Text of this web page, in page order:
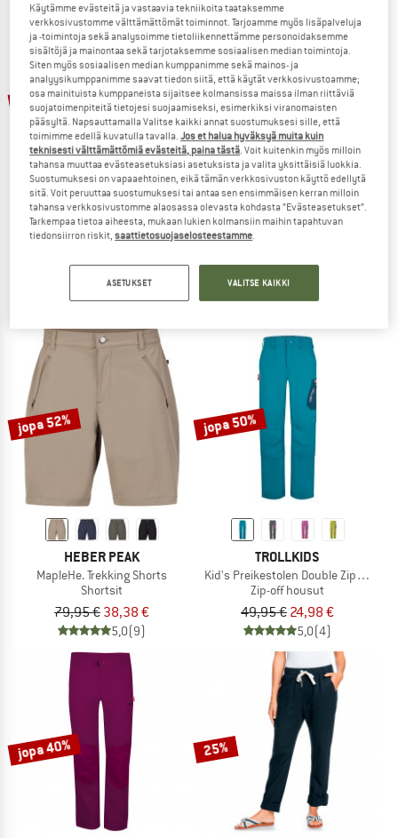
phase
NOW UP TO 50% OFF
TO THE SALE
jopa 38%
SCHÖFFEL
Shortsit
49,57 €
4,9(21)
37%
PATAGONIA
Shortsit
84,95 €53,52 €
(0)
jopa 52%
HEBER PEAK
MapleHe. Trekking Shorts
Shortsit
79,95 € 38,38 €
5,0(9)
jopa 50%
TROLLKIDS
Kid's Preikestolen Double Zip-Off
Zip-off housut
49,95 € 24,98 €
5,0(4)
jopa 40% 25%
Käytämme evästeitä ja vastaavia tekniikoita taataksemme
verkkosivustomme välttämättömät toiminnot. Tarjoamme myös lisäpalveluja
ja -toimintoja sekä analysoimme tietoliikennettämme personoidaksemme
sisältöjä ja mainontaa sekä tarjotaksemme sosiaalisen median toimintoja.
Siten myös sosiaalisen median kumppanimme sekä mainos- ja
analyysikumppanimme saavat tiedon siitä, että käytät verkkosivustoamme;
osa mainituista kumppaneista sijaitsee kolmansissa maissa ilman riittäviä
suojatoimenpiteitä tietojesi suojaamiseksi, esimerkiksi viranomaisten
pääsyltä. Napsauttamalla Valitse kaikki annat suostumuksesi sille, että
toimimme edellä kuvatulla tavalla.Jos et halua hyväksyä muita kuin
teknisesti välttämättömiä evästeitä, paina tästä . Voit kuitenkin myös milloin
tahansa muuttaa evästeasetuksiasi asetuksista ja valita yksittäisiä luokkia.
Suostumuksesi on vapaaehtoinen, eikä tämän verkkosivuston käyttö edellytä
sitä. Voit peruuttaa suostumuksesi tai antaa sen ensimmäisen kerran milloin
tahansa verkkosivustomme alaosassa olevasta kohdasta ”Evästeasetukset”.
Tarkempaa tietoa aiheesta, mukaan lukien kolmansiin maihin tapahtuvan
tiedonsiirron riskit,saattietosuojaselosteestamme
ASETUKSET VALITSE KAIKKI